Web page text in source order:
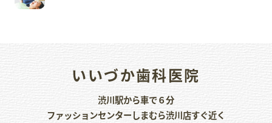
いいづか歯科医院
渋川駅から車で６分
ファッションセンターしまむら渋川店すぐ近く